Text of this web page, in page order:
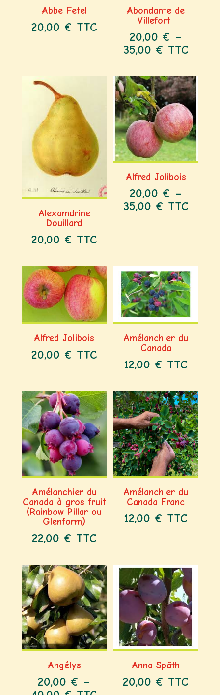
Abbe Fetel
20,00 € TTC
Abondante de
Villefort
20,00 € –
35,00 € TTC
Alexamdrine
Douillard
20,00 € TTC
Alfred Jolibois
20,00 € –
35,00 € TTC
Alfred Jolibois
20,00 € TTC
Amélanchier du
Canada
12,00 € TTC
Amélanchier du
Canada à gros fruit
(Rainbow Pillar ou
Glenform)
22,00 € TTC
Amélanchier du
Canada Franc
12,00 € TTC
Angélys
20,00 € –
Anna Späth
20,00 € TTC